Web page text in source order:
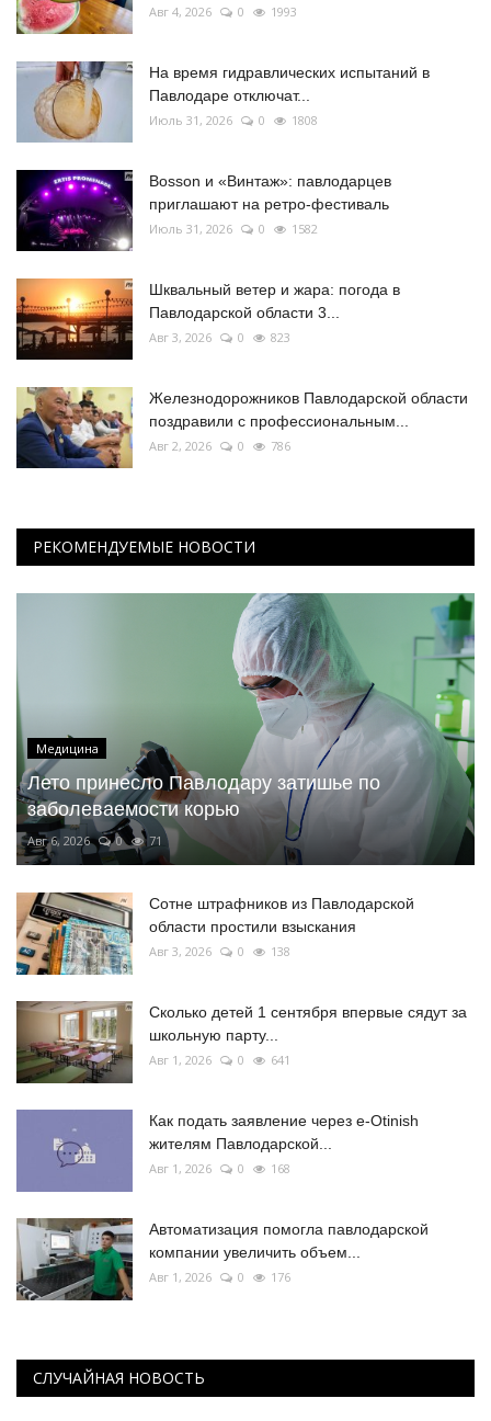
Авг 4, 2026 0 1993
На время гидравлических испытаний в
Павлодаре отключат...
Июль 31, 2026 0 1808
Bosson и «Винтаж»: павлодарцев
приглашают на ретро-фестиваль
Июль 31, 2026 0 1582
Шквальный ветер и жара: погода в
Павлодарской области 3...
Авг 3, 2026 0 823
Железнодорожников Павлодарской области
поздравили с профессиональным...
Авг 2, 2026 0 786
РЕКОМЕНДУЕМЫЕ НОВОСТИ
Медицина
Лето принесло Павлодару затишье по
заболеваемости корью
Авг 6, 2026 0 71
Сотне штрафников из Павлодарской
области простили взыскания
Авг 3, 2026 0 138
Сколько детей 1 сентября впервые сядут за
школьную парту...
Авг 1, 2026 0 641
Как подать заявление через e-Otinish
жителям Павлодарской...
Авг 1, 2026 0 168
Автоматизация помогла павлодарской
компании увеличить объем...
Авг 1, 2026 0 176
СЛУЧАЙНАЯ НОВОСТЬ